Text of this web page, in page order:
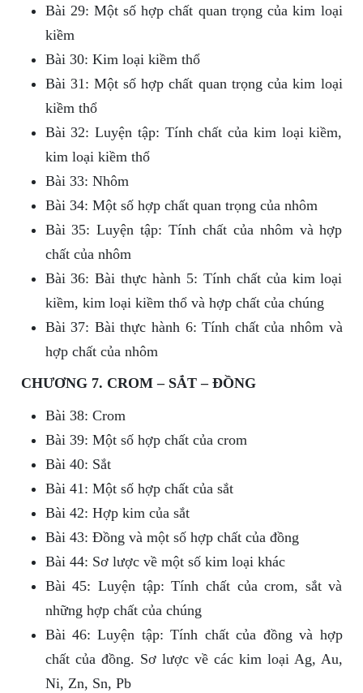
Bài 29: Một số hợp chất quan trọng của kim loại
kiềm
Bài 30: Kim loại kiềm thổ
Bài 31: Một số hợp chất quan trọng của kim loại
kiềm thổ
Bài 32: Luyện tập: Tính chất của kim loại kiềm,
kim loại kiềm thổ
Bài 33: Nhôm
Bài 34: Một số hợp chất quan trọng của nhôm
Bài 35: Luyện tập: Tính chất của nhôm và hợp
chất của nhôm
Bài 36: Bài thực hành 5: Tính chất của kim loại
kiềm, kim loại kiềm thổ và hợp chất của chúng
Bài 37: Bài thực hành 6: Tính chất của nhôm và
hợp chất của nhôm
CHƯƠNG 7. CROM – SẮT – ĐỒNG
Bài 38: Crom
Bài 39: Một số hợp chất của crom
Bài 40: Sắt
Bài 41: Một số hợp chất của sắt
Bài 42: Hợp kim của sắt
Bài 43: Đồng và một số hợp chất của đồng
Bài 44: Sơ lược về một số kim loại khác
Bài 45: Luyện tập: Tính chất của crom, sắt và
những hợp chất của chúng
Bài 46: Luyện tập: Tính chất của đồng và hợp
chất của đồng. Sơ lược về các kim loại Ag, Au,
Ni, Zn, Sn, Pb